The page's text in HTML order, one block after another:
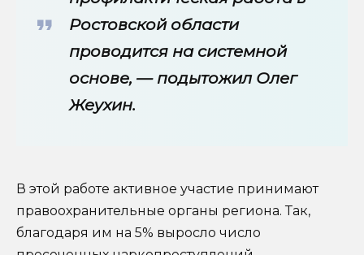
Ростовской области
проводится на системной
основе, — подытожил Олег
Жеухин.
В этой работе активное участие принимают
правоохранительные органы региона. Так,
благодаря им на 5% выросло число